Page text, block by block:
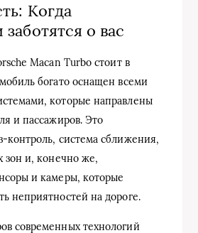
Когда
о вас
Macan Turbo стоит в
богато оснащен всеми
которые направлены
и пассажиров. Это
контроль, система сближения,
зон и, конечно же,
и камеры, которые
неприятностей на дороге.
современных технологий